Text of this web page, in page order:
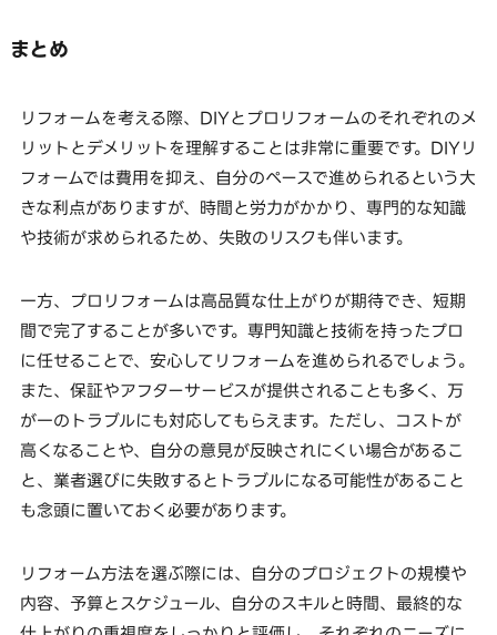
まとめ
リフォームを考える際、DIYとプロリフォームのそれぞれのメ
リットとデメリットを理解することは非常に重要です。DIYリ
フォームでは費用を抑え、自分のペースで進められるという大
きな利点がありますが、時間と労力がかかり、専門的な知識
や技術が求められるため、失敗のリスクも伴います。
一方、プロリフォームは高品質な仕上がりが期待でき、短期
間で完了することが多いです。専門知識と技術を持ったプロ
に任せることで、安心してリフォームを進められるでしょう。
また、保証やアフターサービスが提供されることも多く、万
が一のトラブルにも対応してもらえます。ただし、コストが
高くなることや、自分の意見が反映されにくい場合があるこ
と、業者選びに失敗するとトラブルになる可能性があること
も念頭に置いておく必要があります。
リフォーム方法を選ぶ際には、自分のプロジェクトの規模や
内容、予算とスケジュール、自分のスキルと時間、最終的な